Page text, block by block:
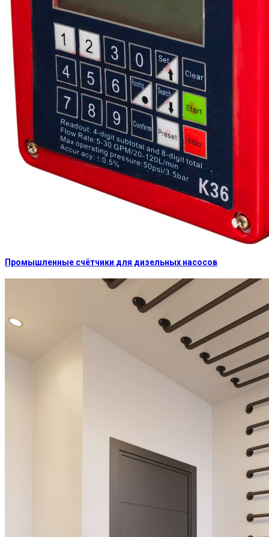
Промышленные счётчики для дизельных насосов